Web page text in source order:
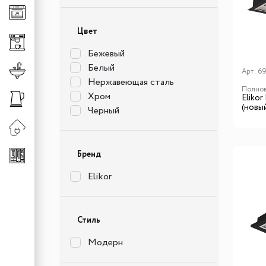
Клавиши для
Смесители для кухни
Сменные шланги к
Универсальные
Цвет
Бежевый
Белый
Нержавеющая сталь
Хром
Черный
Бренд
Elikor
Стиль
Модерн
Арт:
Elikor